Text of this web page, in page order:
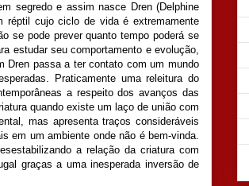
segredo e assim nasce Dren (Delphine
réptil cujo ciclo de vida é extremamente
se pode prever quanto tempo poderá se
estudar seu comportamento e evolução,
Dren passa a ter contato com um mundo
Praticamente uma releitura do
a respeito dos avanços das
quando existe um laço de união com
mas apresenta traços consideráveis
em um ambiente onde não é bem-vinda.
a relação da criatura com
graças a uma inesperada inversão de